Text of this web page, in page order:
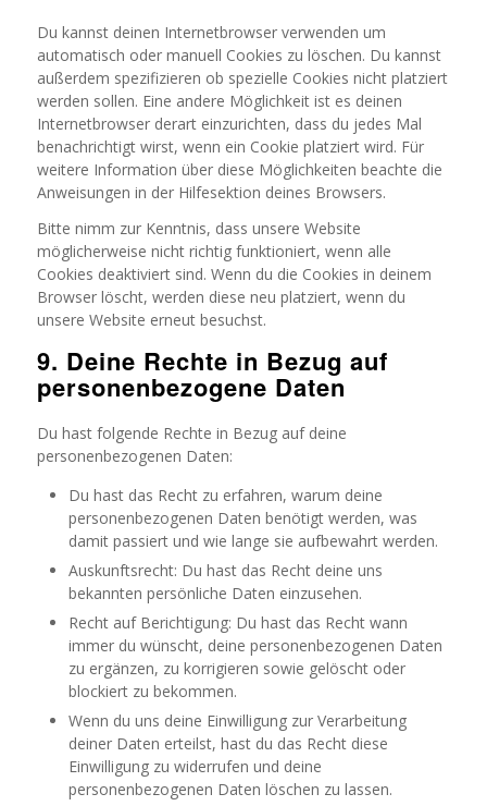
Du kannst deinen Internetbrowser verwenden um
automatisch oder manuell Cookies zu löschen. Du kannst
außerdem spezifizieren ob spezielle Cookies nicht platziert
werden sollen. Eine andere Möglichkeit ist es deinen
Internetbrowser derart einzurichten, dass du jedes Mal
benachrichtigt wirst, wenn ein Cookie platziert wird. Für
weitere Information über diese Möglichkeiten beachte die
Anweisungen in der Hilfesektion deines Browsers.
Bitte nimm zur Kenntnis, dass unsere Website
möglicherweise nicht richtig funktioniert, wenn alle
Cookies deaktiviert sind. Wenn du die Cookies in deinem
Browser löscht, werden diese neu platziert, wenn du
unsere Website erneut besuchst.
9. Deine Rechte in Bezug auf
personenbezogene Daten
Du hast folgende Rechte in Bezug auf deine
personenbezogenen Daten:
Du hast das Recht zu erfahren, warum deine
personenbezogenen Daten benötigt werden, was
damit passiert und wie lange sie aufbewahrt werden.
Auskunftsrecht: Du hast das Recht deine uns
bekannten persönliche Daten einzusehen.
Recht auf Berichtigung: Du hast das Recht wann
immer du wünscht, deine personenbezogenen Daten
zu ergänzen, zu korrigieren sowie gelöscht oder
blockiert zu bekommen.
Wenn du uns deine Einwilligung zur Verarbeitung
deiner Daten erteilst, hast du das Recht diese
Einwilligung zu widerrufen und deine
personenbezogenen Daten löschen zu lassen.